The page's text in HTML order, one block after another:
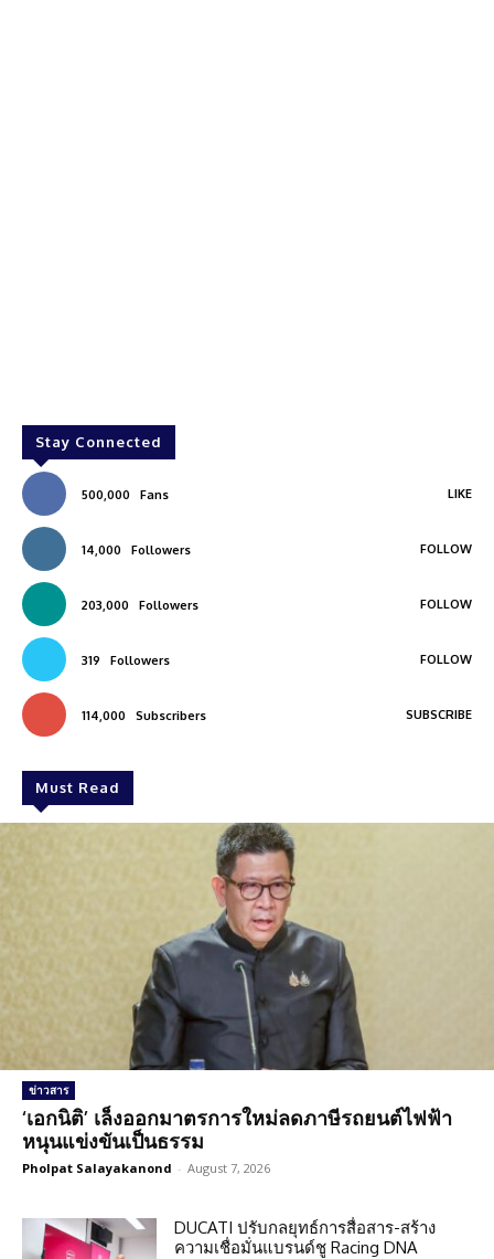
Stay Connected
500,000 Fans LIKE
14,000 Followers FOLLOW
203,000 Followers FOLLOW
319 Followers FOLLOW
114,000 Subscribers SUBSCRIBE
Must Read
ข่าวสาร
‘เอกนิติ’ เล็งออกมาตรการใหม่ลดภาษีรถยนต์ไฟฟ้า
หนุนแข่งขันเป็นธรรม
Pholpat Salayakanond - August 7, 2026
DUCATI ปรับกลยุทธ์การสื่อสาร-สร้าง
ความเชื่อมั่นแบรนด์ชู Racing DNA